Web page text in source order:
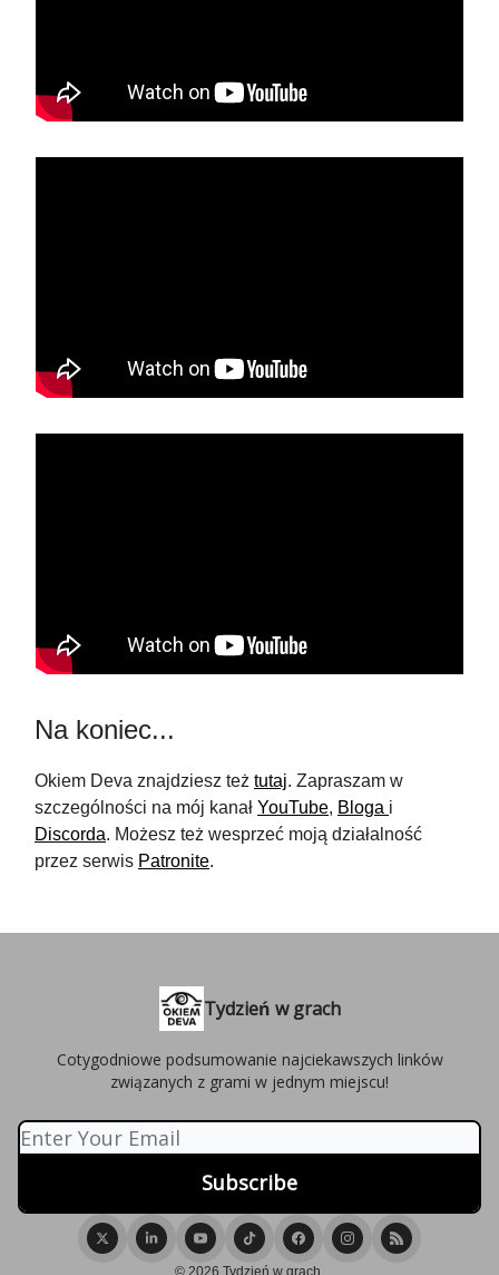
Na koniec...
Okiem Deva znajdziesz też tutaj. Zapraszam w
szczególności na mój kanał YouTube, Bloga i
Discorda. Możesz też wesprzeć moją działalność
przez serwis Patronite.
Tydzień w grach
Cotygodniowe podsumowanie najciekawszych linków
związanych z grami w jednym miejscu!